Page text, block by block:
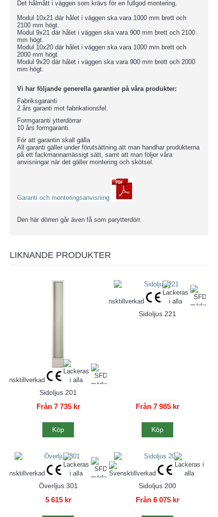
Det hålmått i väggen som krävs för en fullgod montering.
Modul 10x21 där hålet i väggen ska vara 1000 mm brett och
2100 mm högt.
Modul 9x21 där hålet i väggen ska vara 900 mm brett och 2100
mm högt.
Modul 10x20 där hålet i väggen ska vara 1000 mm brett och
2000 mm högt
Modul 9x20 där hålet i väggen ska vara 900 mm brett och 2000
mm högt.
Vi har följande generella garantier på våra produkter:
Fabriksgaranti
2 års garanti mot fabrikationsfel.
Formgaranti ytterdörrar
10 års formgaranti.
För att garantin skall gälla
All garanti gäller under förutsättning att man handhar produkterna
på ett fackmannamässigt sätt, samt att man följer våra
anvisningar när det gäller montering och skötsel.
Garanti och monteringsanvisning
Den här dörren går även få som parytterdörr.
LIKNANDE PRODUKTER
Sidoljus 201
Från 7 735 kr
Köp
Sidoljus 221
Från 7 985 kr
Köp
Överljus 301
5 615 kr
Sidoljus 200
Från 6 075 kr